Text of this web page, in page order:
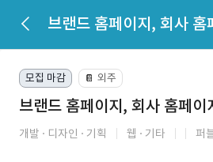
모집 마감 📔 외주
브랜드 홈페이지, 회사 홈페이
개발 디자인 기획 웹 기타 퍼